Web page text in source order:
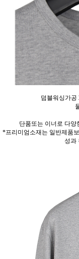
덤블워싱가공
단품또는 이너로 다양
*프리미엄소재는 일반제품
성과